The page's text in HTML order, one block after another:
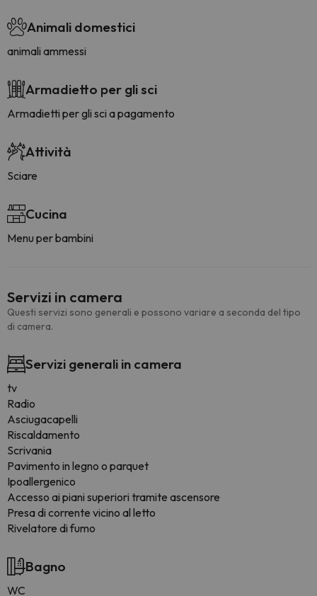
Animali domestici
animali ammessi
Armadietto per gli sci
Armadietti per gli sci a pagamento
Attività
Sciare
Cucina
Menu per bambini
Servizi in camera
Questi servizi sono generali e possono variare a seconda del tipo
di camera.
Servizi generali in camera
tv
Radio
Asciugacapelli
Riscaldamento
Scrivania
Pavimento in legno o parquet
Ipoallergenico
Accesso ai piani superiori tramite ascensore
Presa di corrente vicino al letto
Rivelatore di fumo
Bagno
WC